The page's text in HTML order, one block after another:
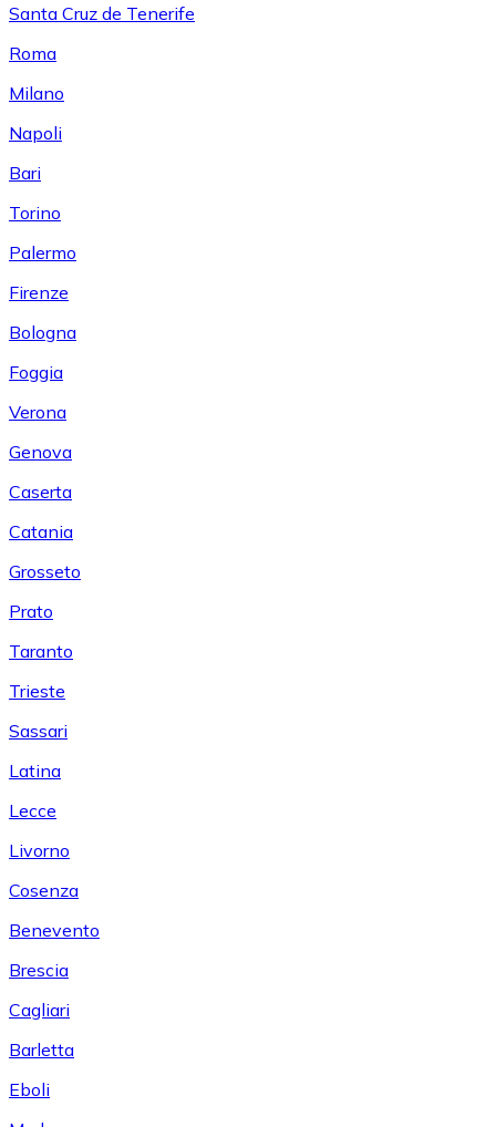
Santa Cruz de Tenerife
Roma
Milano
Napoli
Bari
Torino
Palermo
Firenze
Bologna
Foggia
Verona
Genova
Caserta
Catania
Grosseto
Prato
Taranto
Trieste
Sassari
Latina
Lecce
Livorno
Cosenza
Benevento
Brescia
Cagliari
Barletta
Eboli